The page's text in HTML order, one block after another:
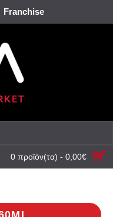
Franchise
0 προϊόν(τα) - 0,00€